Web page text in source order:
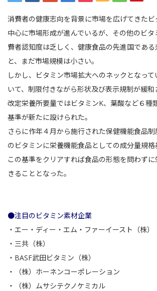
消費者の健康志向を背景に市場を広げてきたビ
中心に市場形成が進んでいるが、その他のビ
費者認知度は乏しく、健康食品の先進国であ
と、まだ市場規模は小さい。
しかし、ビタミン市場拡大へのネックとなっ
いて、制限付きながら形状及び表示規制が緩
改定栄養所要量ではビタミンK、葉酸など６種
基準が新たに設けられた。
さらに作年４月から施行された保健機能食品
のビタミンに栄養機能食品としての成分量規格
この基準をクリアすれば食品の形態を問わず
きることとなった。
●注目のビタミン素材企業
・エー・ディー・エム・ファーイースト（株）
・ 三共（株）
・BASF武田ビタミン（株）
・
（株）ホーネンコーポレーション
・（株）ムサシテクノケミカル